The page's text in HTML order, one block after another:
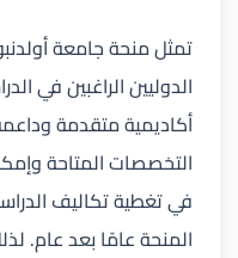
الدوليين الراغبين في
أكاديمية متقدمة
التخصصات المتاحة
في تغطية تكاليف
المنحة عامًا بعد عام.